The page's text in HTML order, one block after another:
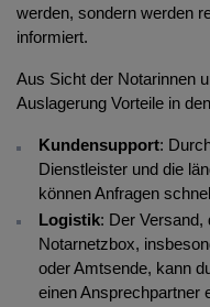
werden, sondern werden
informiert.
Aus Sicht der Notarinnen
Auslagerung Vorteile in
Kundensupport:
Dienstleister und die
können Anfragen
Logistik: Der Versand,
Notarnetzbox,
oder Amtsende, kann
einen Ansprechpartner